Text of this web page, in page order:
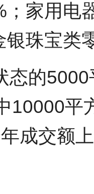
；家用电
银珠宝类
态的
10000平
成交额